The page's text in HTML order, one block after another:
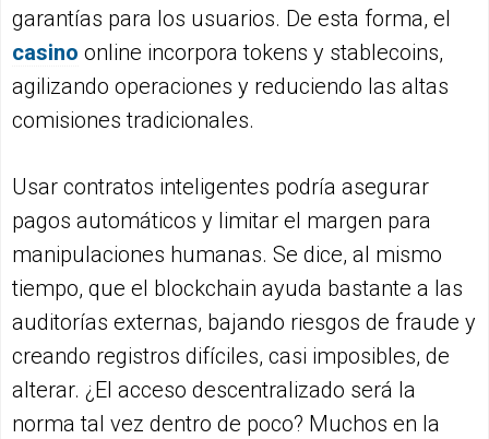
garantías para los usuarios. De esta forma, el
casino online incorpora tokens y stablecoins,
agilizando operaciones y reduciendo las altas
comisiones tradicionales.
Usar contratos inteligentes podría asegurar
pagos automáticos y limitar el margen para
manipulaciones humanas. Se dice, al mismo
tiempo, que el blockchain ayuda bastante a las
auditorías externas, bajando riesgos de fraude y
creando registros difíciles, casi imposibles, de
alterar. ¿El acceso descentralizado será la
norma tal vez dentro de poco? Muchos en la